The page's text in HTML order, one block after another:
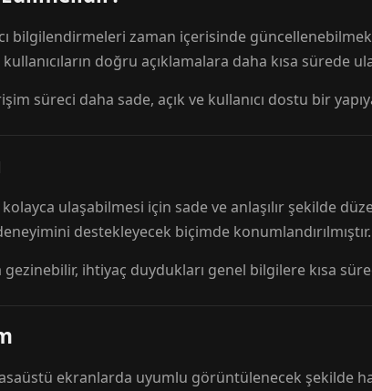
bilgilendirmeleri zaman içerisinde
doğru açıklamalara daha kısa sürede
süreci daha sade, açık ve kullanıcı dostu bir
ulaşabilmesi için sade ve anlaşılır şekilde
destekleyecek biçimde konumlandırılmıştır.
ihtiyaç duydukları genel bilgilere kısa
ekranlarda uyumlu görüntülenecek şekilde